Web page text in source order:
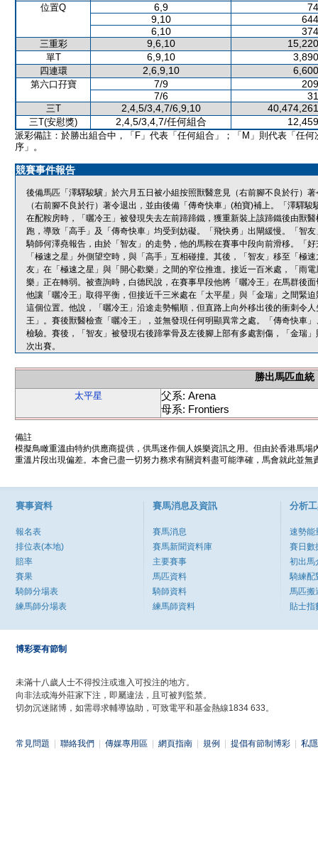
位置Q 6,9
9,10
6,10
三重彩 9,6,10
單T 6,9,10
四連環 2,6,9,10
第六口孖寶 7/9
7/6
三T 2,4,5/3,4,7/6,9,10
三T(安慰獎) 2,4,5/3,4,7/任何組合
派彩備註：於勝出組合中，「F」代表「任何組合」；「M」則代表「任何
序」。
競賽事件報告
後備馬匹「澤驛駿驥」於六月五日被小組按照獸醫意見（右前腳不良於行）
（右前腳不良於行）著令退出，並由後備「傳奇快車」(柏寶)補上。「澤驛
在配鞍房時，「曬冷王」被發現失去左前蹄蹄鐵，獲重新裝上該蹄鐵後由獸
跑，導致「高手」及「傳奇快車」均受到妨礙。「飛快勇」出閘緩慢。「智
騎師何澤堯報告，由於「智友」的走勢，他的馬鞍在賽事中段向前滑移。「
「極速之星」外側望空時，與「高手」互相碰撞。其後，「智友」移至「極
友」在「極速之星」與「開心歡樂」之間的窄位推進。接近一百米處，「雨
樂」正在轉弱。被查詢時，白德民說，在賽事早段他將「曬冷王」在馬群後
他讓「曬冷王」取得平衡，但接近千三米處在「太平星」與「金瑞」之間緊
這個位置。他說，「曬冷王」沿途走勢暢順，但直路上向外移出後的衝刺令
王」。賽後獸醫檢查「曬冷王」，並無發現任何明顯異常之處。「傳奇快車
檢驗。賽後，「智友」被發現右後蹄掌骨及左後腳上部有多處割傷，「金瑞
次出賽。
勝出馬匹血統
太平星
父系: Arena
母系: Frontiers
備註
模擬鳥瞰重溫由特約供應商提供，供馬迷作個人娛樂資訊之用。但由於香港馬
重溫片段出現偏差。本會已盡一切努力務求有關資料盡可能準確，馬會就此並
賽事資料
報名表
排位表(本地)
賠率
賽果
騎師分場表
練馬師分場表
賽馬消息及資訊
賽馬消息
賽馬新聞資料庫
主要賽事
馬匹資料
騎師資料
練馬師資料
分析
速勢能
賽日數
初出馬
騎練配
馬匹搬
貼士指
博彩要有節制
未滿十八歲人士不得投注或進入可投注的地方。
向非法或海外莊家下注，即屬違法，且可被判監禁。
切勿沉迷賭博，如需尋求輔導協助，可致電平和基金熱線1834 633。
常見問題 聯絡我們 傳媒專用區 網頁指南 規例 提倡有節制博彩 私